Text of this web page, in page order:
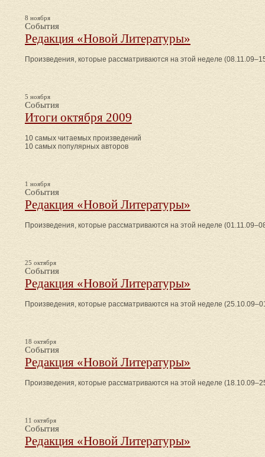
8 ноября
События
Редакция «Новой Литературы»
Произведения, которые рассматриваются на этой неделе
5 ноября
События
Итоги октября 2009
10 самых читаемых произведений
10 самых популярных авторов
1 ноября
События
Редакция «Новой Литературы»
Произведения, которые рассматриваются на этой неделе
25 октября
События
Редакция «Новой Литературы»
Произведения, которые рассматриваются на этой неделе
18 октября
События
Редакция «Новой Литературы»
Произведения, которые рассматриваются на этой неделе
11 октября
События
Редакция «Новой Литературы»